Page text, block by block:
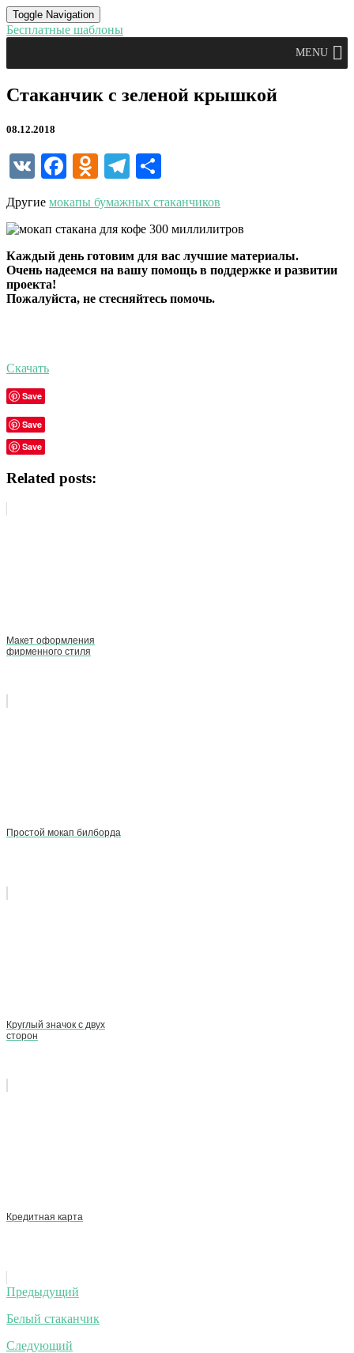
Toggle Navigation
Бесплатные шаблоны
MENU
Стаканчик
с
крышкой
Стаканчик с зеленой крышкой
08.12.2018
VK Facebook
Odnoklassniki
Telegram
Другие мокапы бумажных стаканчиков
Каждый день готовим для вас лучшие материалы.
Очень надеемся на вашу помощь в поддержке и развитии
проекта!
Пожалуйста, не стесняйтесь помочь.
Скачать
Save
Save
Save
Related posts:
Макет оформления
фирменного стиля
Простой мокап билборда
Круглый значок с двух
сторон
Кредитная карта
Навигация
по
записям
Предыдущий
Белый стаканчик
Следующий